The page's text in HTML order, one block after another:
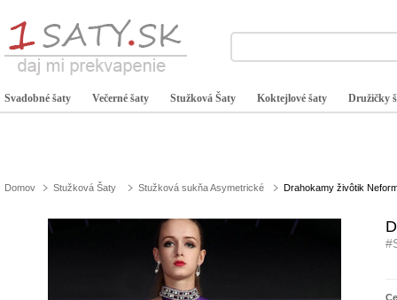
Svadobné šaty Večerné šaty Stužková Šaty Koktejlové šaty Družičky
Domov Stužková Šaty Stužková sukňa Asymetrické Drahokamy živôtik